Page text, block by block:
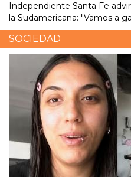
Independiente Santa Fe
la Sudamericana: "Vamos a
SOCIEDAD